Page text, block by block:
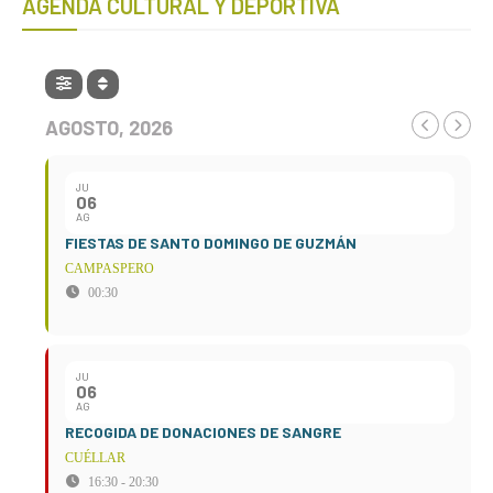
AGENDA CULTURAL Y DEPORTIVA
AGOSTO, 2026
JU
06
AG
FIESTAS DE SANTO DOMINGO DE GUZMÁN
CAMPASPERO
00:30
JU
06
AG
RECOGIDA DE DONACIONES DE SANGRE
CUÉLLAR
16:30 - 20:30